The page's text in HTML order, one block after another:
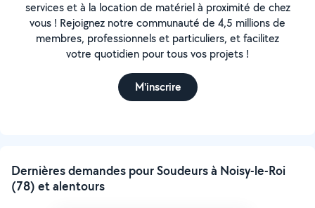
services et à la location de matériel à proximité de chez
vous ! Rejoignez notre communauté de 4,5 millions de
membres, professionnels et particuliers, et facilitez
votre quotidien pour tous vos projets !
M'inscrire
Dernières demandes pour Soudeurs à Noisy-le-Roi
(78) et alentours